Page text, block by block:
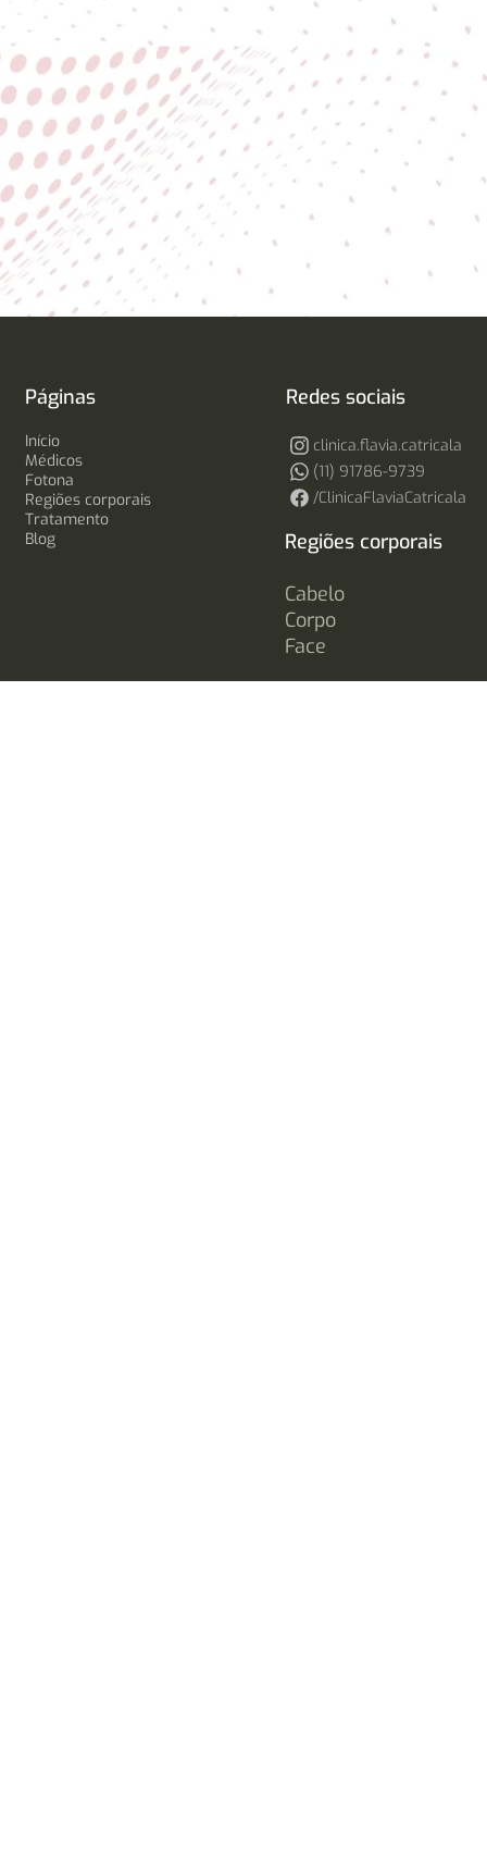
Páginas
Início
Médicos
Fotona
Regiões corporais
Tratamento
Blog
Redes sociais
clinica.flavia.catricala
(11) 91786-9739
/ClinicaFlaviaCatricala
Regiões corporais
Cabelo
Corpo
Face